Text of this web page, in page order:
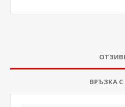
ВРЪЗКА С